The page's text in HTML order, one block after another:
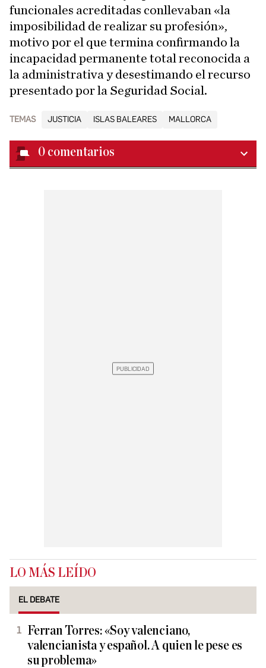
funcionales acreditadas conllevaban «la
imposibilidad de realizar su profesión»,
motivo por el que termina confirmando la
incapacidad permanente total reconocida a
la administrativa y desestimando el recurso
presentado por la Seguridad Social.
TEMAS JUSTICIA ISLAS BALEARES MALLORCA
0 comentarios
LO MÁS LEÍDO
EL DEBATE
Ferran Torres: «Soy valenciano,
valencianista y español. A quien le pese es
su problema»